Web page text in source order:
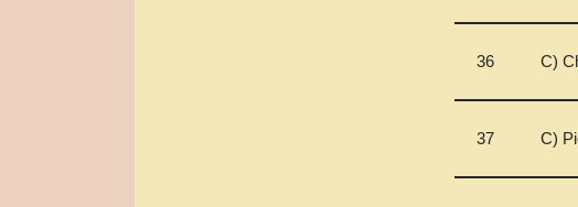
36 C)
37 C)